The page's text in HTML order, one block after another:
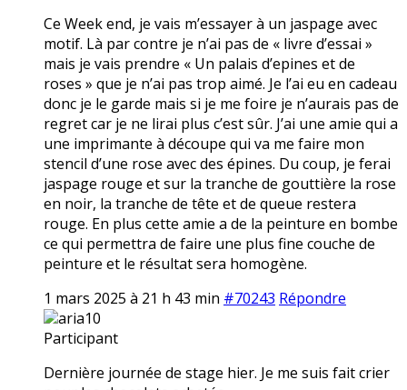
Ce Week end, je vais m’essayer à un jaspage avec
motif. Là par contre je n’ai pas de « livre d’essai »
mais je vais prendre « Un palais d’epines et de
roses » que je n’ai pas trop aimé. Je l’ai eu en cadeau
donc je le garde mais si je me foire je n’aurais pas de
regret car je ne lirai plus c’est sûr. J’ai une amie qui a
une imprimante à découpe qui va me faire mon
stencil d’une rose avec des épines. Du coup, je ferai
jaspage rouge et sur la tranche de gouttière la rose
en noir, la tranche de tête et de queue restera
rouge. En plus cette amie a de la peinture en bombe
ce qui permettra de faire une plus fine couche de
peinture et le résultat sera homogène.
1 mars 2025 à 21 h 43 min #70243 Répondre
aria10
Participant
Dernière journée de stage hier. Je me suis fait crier